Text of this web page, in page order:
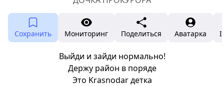
Сохранить Мониторинг Поделиться Аватарка
Выйди и зайди нормально!
Держу район в поряде
Это Krasnodar детка